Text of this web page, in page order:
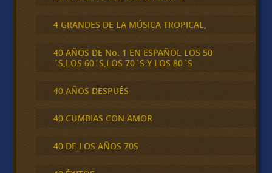
4 GRANDES DE LA MÚSICA TROPICAL,
40 AÑOS DE No. 1 EN ESPAÑOL LOS 50
´S,LOS 60´S,LOS 70´S Y LOS 80´S
40 AÑOS DESPUÉS
40 CUMBIAS CON AMOR
40 DE LOS AÑOS 70S